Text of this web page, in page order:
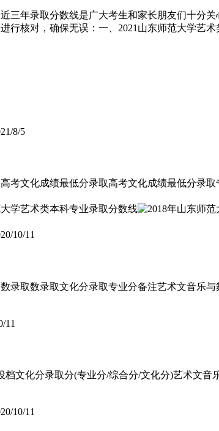
三年录取分数线是广大考生和家长朋友们十分
行核对，确保无误：一、2021山东师范大学艺术
8/5
考文化成绩最低分录取高考文化成绩最低分录
10/11
录取数录取文化分录取专业分备注艺术文音乐
11
文化分录取分(专业分/综合分/文化分)艺术文
10/11